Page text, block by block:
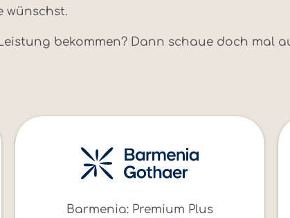
wünschst.
bekommen? Dann schaue doch mal
Barmenia: Premium Plus